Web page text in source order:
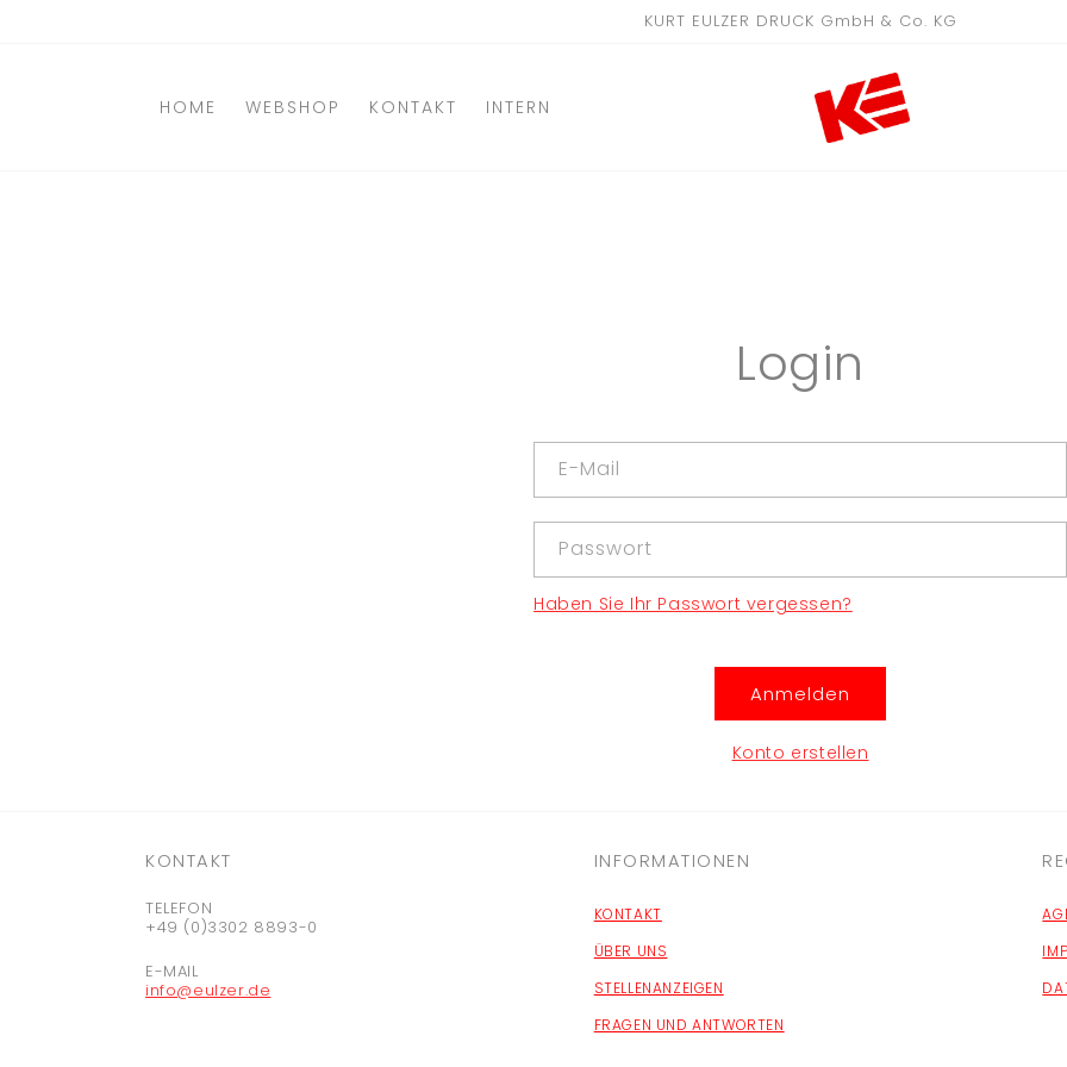
KURT EULZER DRUCK GmbH & Co. KG
HOME WEBSHOP KONTAKT INTERN
Login
E-Mail
Passwort
Haben Sie Ihr Passwort vergessen?
Anmelden
Konto erstellen
KONTAKT
TELEFON
+49 (0)3302 8893-0
E-MAIL
info@eulzer.de
INFORMATIONEN
KONTAKT
ÜBER UNS
STELLENANZEIGEN
FRAGEN UND ANTWORTEN